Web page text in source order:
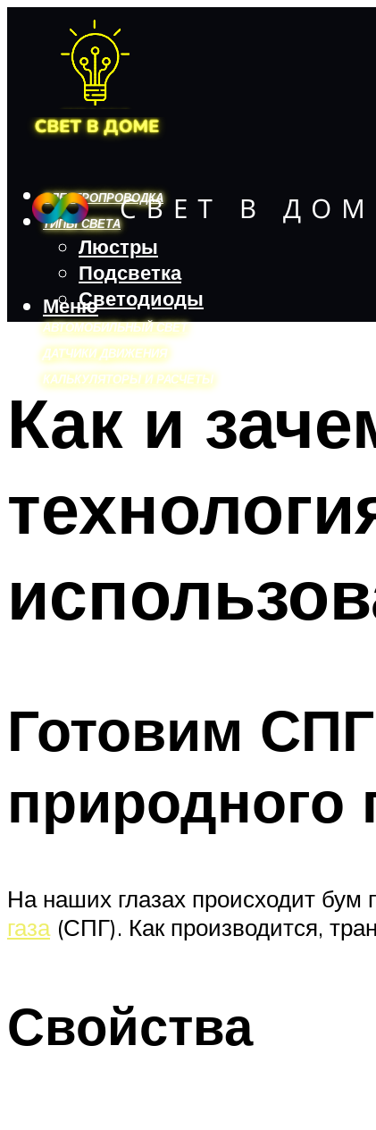
ЭЛЕКТРОПРОВОДКА
ТИПЫ СВЕТА
Люстры
Подсветка
Светодиоды
АВТОМОБИЛЬНЫЙ СВЕТ
ДАТЧИКИ ДВИЖЕНИЯ
КАЛЬКУЛЯТОРЫ И РАСЧЕТЫ
Меню
Меню
Как и
Готовим
природного
На наших глазах происходит бум
газа(СПГ). Как производится,
Свойства